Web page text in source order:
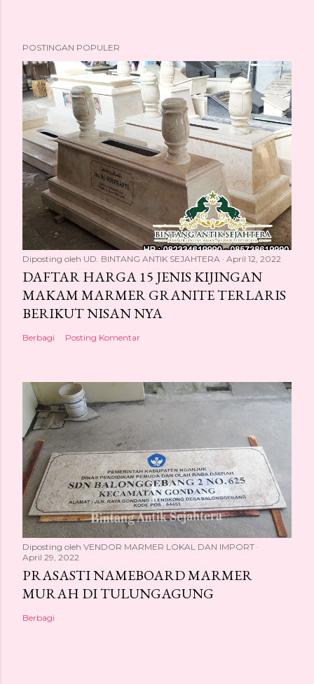
POSTINGAN POPULER
Diposting oleh UD. BINTANG ANTIK SEJAHTERA April 12, 2022
DAFTAR HARGA 15 JENIS KIJINGAN
MAKAM MARMER GRANITE TERLARIS
BERIKUT NISAN NYA
Berbagi Posting Komentar
Diposting oleh VENDOR MARMER LOKAL DAN IMPORT
April 29, 2022
PRASASTI NAMEBOARD MARMER
MURAH DI TULUNGAGUNG
Berbagi